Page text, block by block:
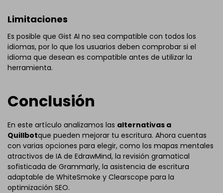
Limitaciones
Es posible que Gist AI no sea compatible con todos los
idiomas, por lo que los usuarios deben comprobar si el
idioma que desean es compatible antes de utilizar la
herramienta.
Conclusión
En este artículo analizamos las alternativas a
Quillbotque pueden mejorar tu escritura. Ahora cuentas
con varias opciones para elegir, como los mapas mentales
atractivos de IA de EdrawMind, la revisión gramatical
sofisticada de Grammarly, la asistencia de escritura
adaptable de WhiteSmoke y Clearscope para la
optimización SEO.